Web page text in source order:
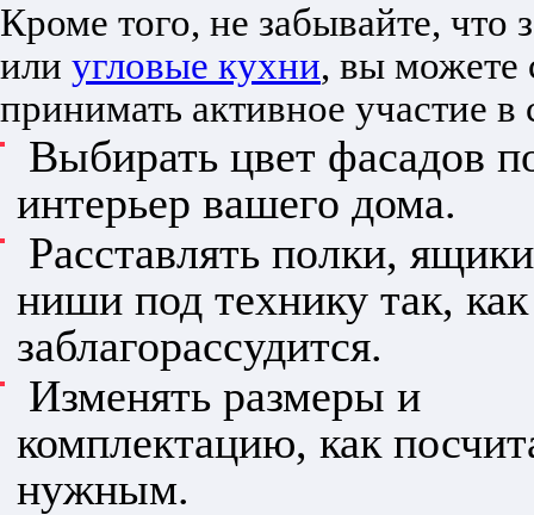
Кроме того, не забывайте, что
или угловые кухни, вы можете
принимать активное участие в
Выбирать цвет фасадов
интерьер вашего дома.
Расставлять полки,
ниши под технику так,
заблагорассудится.
Изменять размеры и
комплектацию, как
нужным.